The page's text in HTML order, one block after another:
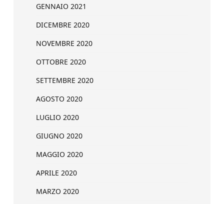
GENNAIO 2021
DICEMBRE 2020
NOVEMBRE 2020
OTTOBRE 2020
SETTEMBRE 2020
AGOSTO 2020
LUGLIO 2020
GIUGNO 2020
MAGGIO 2020
APRILE 2020
MARZO 2020